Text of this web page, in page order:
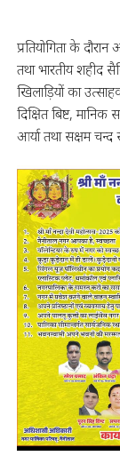
प्रतियोगिता के
तथा भारतीय शहीद
खिलाड़ियों का
दिक्षित बिष्ट,
आर्या तथा सक्षम